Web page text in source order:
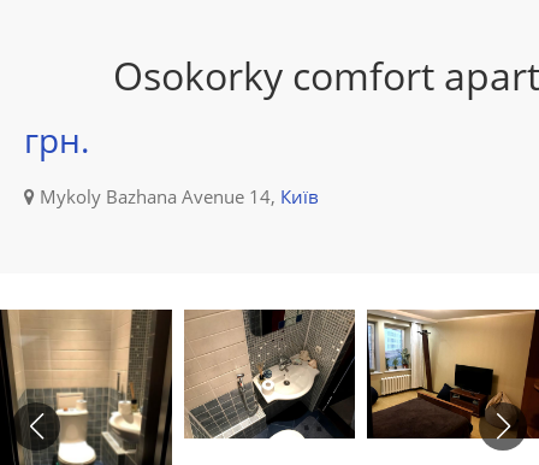
Osokorky comfort apart
грн.
Mykoly Bazhana Avenue 14, Київ